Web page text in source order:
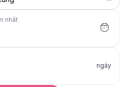
nhất
ngày